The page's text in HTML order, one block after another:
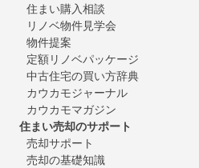
住まい購入相談
リノベ物件見学会
物件提案
定額リノベパッケージ
中古住宅の買い方辞典
カウカモジャーナル
カウカモマガジン
住まい売却のサポート
売却サポート
売却の基礎知識